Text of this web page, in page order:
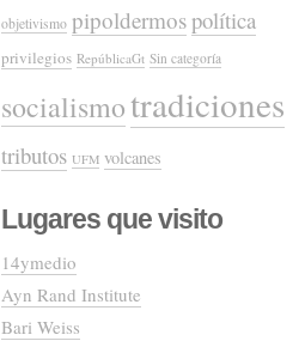
objetivismo pipoldermospolítica
privilegios RepúblicaGt Sin categoría
socialismotradiciones
tributos UFM volcanes
Lugares que visito
14ymedio
Ayn Rand Institute
Bari Weiss